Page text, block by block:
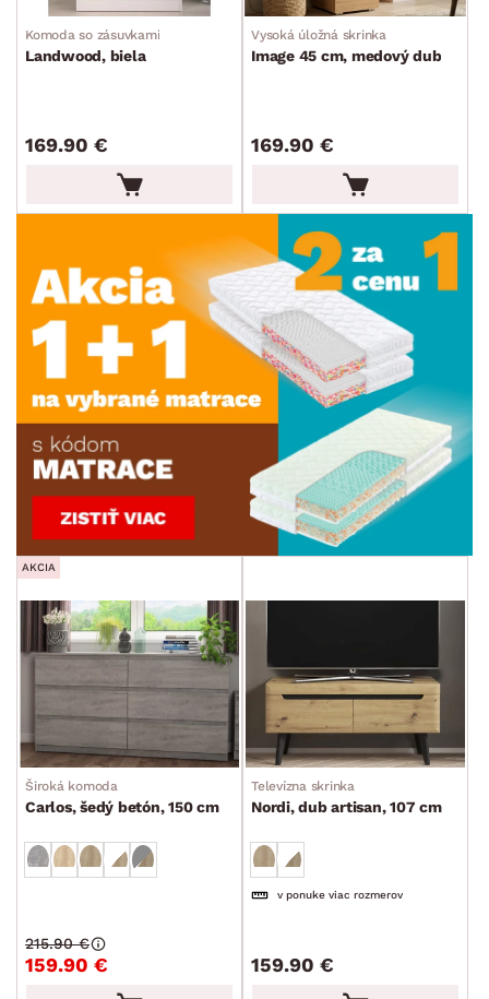
Komoda so zásuvkami
Landwood, biela
169.90 €
Vysoká úložná skrinka
Image 45 cm, medový dub
169.90 €
AKCIA
Široká komoda
Carlos, šedý betón, 150 cm
159.90 €
215.90 €
Televízna skrinka
Nordi, dub artisan, 107 cm
v ponuke viac rozmerov
159.90 €